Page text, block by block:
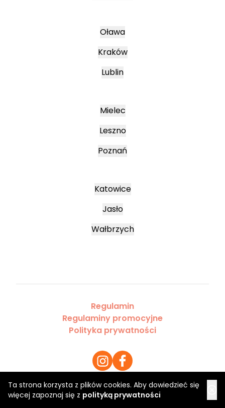
Ta strona korzysta z plików cookies. Aby dowiedzieć się
więcej zapoznaj się z polityką prywatności
Oława
Kraków
Lublin
Mielec
Leszno
Poznań
Katowice
Jasło
Wałbrzych
Regulamin
Regulaminy promocyjne
Polityka prywatności
Copyright 2026 Saloner Sp. z o.o.